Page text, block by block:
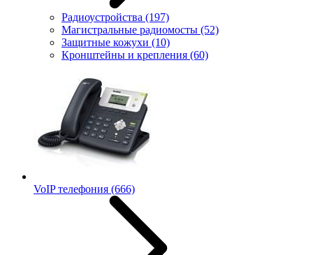
Радиоустройства (197)
Магистральные радиомосты (52)
Защитные кожухи (10)
Кронштейны и крепления (60)
VoIP телефония (666)